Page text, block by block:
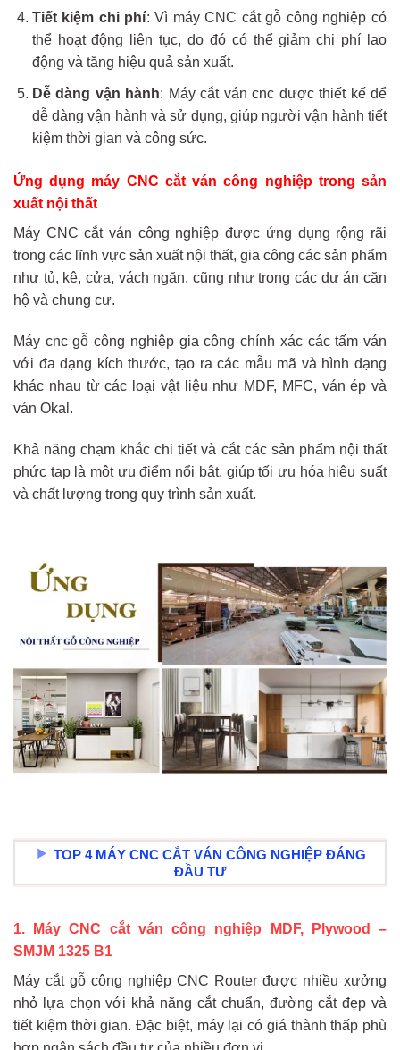
Tiết kiệm chi phí: Vì máy CNC cắt gỗ công nghiệp có
thể hoạt động liên tục, do đó có thể giảm chi phí lao
động và tăng hiệu quả sản xuất.
Dễ dàng vận hành: Máy cắt ván cnc được thiết kế để
dễ dàng vận hành và sử dụng, giúp người vận hành tiết
kiệm thời gian và công sức.
Ứng dụng máy CNC cắt ván công nghiệp trong sản
xuất nội thất
Máy CNC cắt ván công nghiệp được ứng dụng rộng rãi
trong các lĩnh vực sản xuất nội thất, gia công các sản phẩm
như tủ, kệ, cửa, vách ngăn, cũng như trong các dự án căn
hộ và chung cư.
Máy cnc gỗ công nghiệp gia công chính xác các tấm ván
với đa dạng kích thước, tạo ra các mẫu mã và hình dạng
khác nhau từ các loại vật liệu như MDF, MFC, ván ép và
ván Okal.
Khả năng chạm khắc chi tiết và cắt các sản phẩm nội thất
phức tạp là một ưu điểm nổi bật, giúp tối ưu hóa hiệu suất
và chất lượng trong quy trình sản xuất.
TOP 4 MÁY CNC CẮT VÁN CÔNG NGHIỆP ĐÁNG
ĐẦU TƯ
1. Máy CNC cắt ván công nghiệp MDF, Plywood –
SMJM 1325 B1
Máy cắt gỗ công nghiệp CNC Router được nhiều xưởng
nhỏ lựa chọn với khả năng cắt chuẩn, đường cắt đẹp và
tiết kiệm thời gian. Đặc biệt, máy lại có giá thành thấp phù